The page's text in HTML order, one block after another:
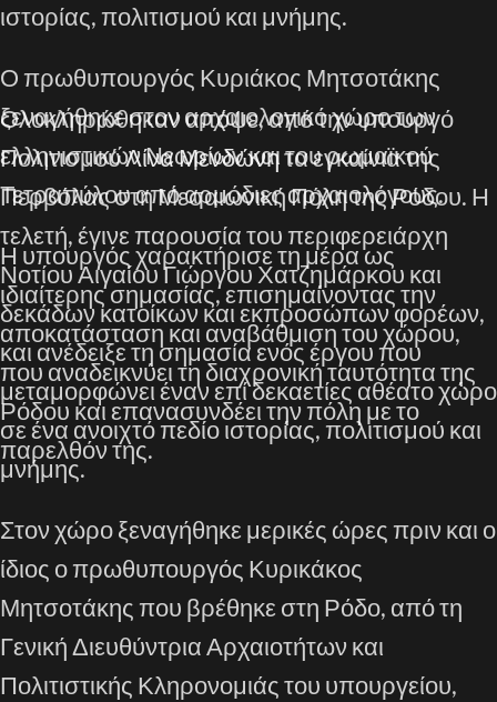
ιστορίας, πολιτισμού και μνήμης.
Ο πρωθυπουργός Κυριάκος Μητσοτάκης
ξεναγήθηκε στον αρχαιολογικό χώρο των
ελληνιστικών Νεωρίων και του ρωμαϊκού
Τετραπύλου από αρμόδιες αρχαιολόγους.
Η υπουργός χαρακτήρισε τη μέρα ως
ιδιαίτερης σημασίας, επισημαίνοντας την
αποκατάσταση και αναβάθμιση του χώρου,
που αναδεικνύει τη διαχρονική ταυτότητα της
Ρόδου και επανασυνδέει την πόλη με το
παρελθόν της.
Ολοκληρώθηκαν απόψε, από την υπουργό
ΠολιτισμούΛίνα Μενδώνητα εγκαίνια της
Περβόλας στη Μεσαιωνική Πόλη της Ρόδου. Η
τελετή, έγινε παρουσία του περιφερειάρχη
Νοτίου Αιγαίου Γιώργου Χατζημάρκου και
δεκάδων κατοίκων και εκπροσώπων φορέων,
και ανέδειξε τη σημασία ενός έργου που
μεταμορφώνει έναν επί δεκαετίες αθέατο χώρο
σε ένα ανοιχτό πεδίο ιστορίας, πολιτισμού και
μνήμης.
Στον χώρο ξεναγήθηκε μερικές ώρες πριν και ο
ίδιος ο πρωθυπουργός Κυρικάκος
Μητσοτάκης που βρέθηκε στη Ρόδο, από τη
Γενική Διευθύντρια Αρχαιοτήτων και
Πολιτιστικής Κληρονομιάς του υπουργείου,